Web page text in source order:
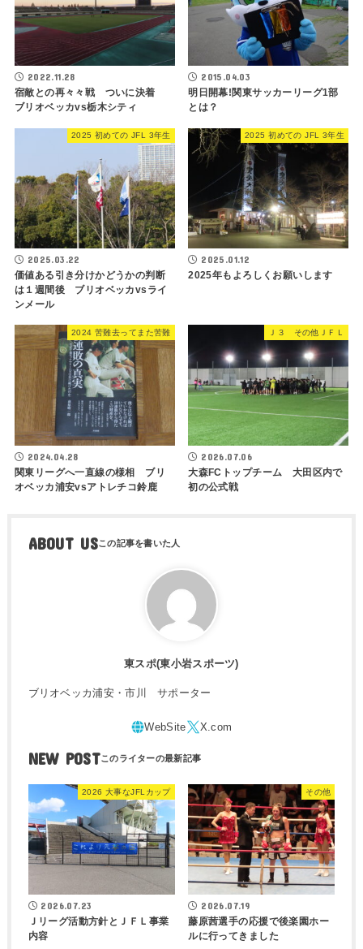
2022.11.28
宿敵との再々々戦 ついに決着
ブリオベッカvs栃木シティ
2015.04.03
明日開幕!関東サッカーリーグ1部
とは？
2025 初めての JFL 3年生
2025.03.22
価値ある引き分けかどうかの判断
は１週間後 ブリオベッカvsライ
ンメール
2025 初めての JFL 3年生
2025.01.12
2025年もよろしくお願いします
2024 苦難去ってまた苦難
2024.04.28
関東リーグへ一直線の様相 ブリ
オベッカ浦安vsアトレチコ鈴鹿
Ｊ３ その他ＪＦＬ
2026.07.06
大森FCトップチーム 大田区内で
初の公式戦
ABOUT US
東スポ(東小岩スポーツ)
ブリオベッカ浦安・市川 サポーター
NEW POST
2026 大事なJFLカップ
2026.07.23
Ｊリーグ活動方針とＪＦＬ事業
内容
その他
2026.07.19
藤原茜選手の応援で後楽園ホー
ルに行ってきました